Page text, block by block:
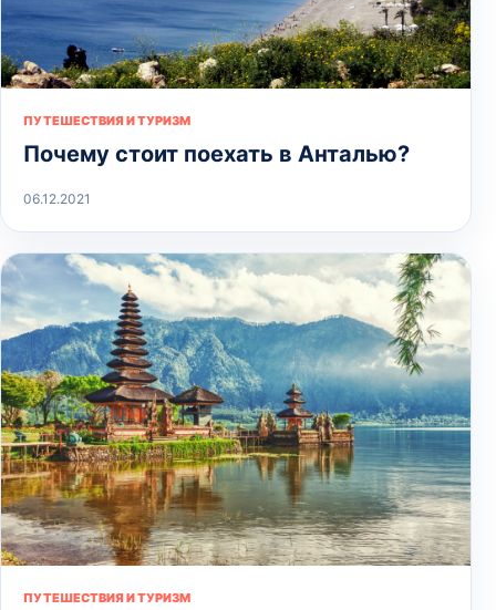
ПУТЕШЕСТВИЯ И ТУРИЗМ
Почему стоит поехать в Анталью?
06.12.2021
ПУТЕШЕСТВИЯ И ТУРИЗМ